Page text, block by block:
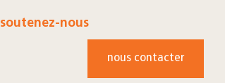
soutenez-nous
nous contacter